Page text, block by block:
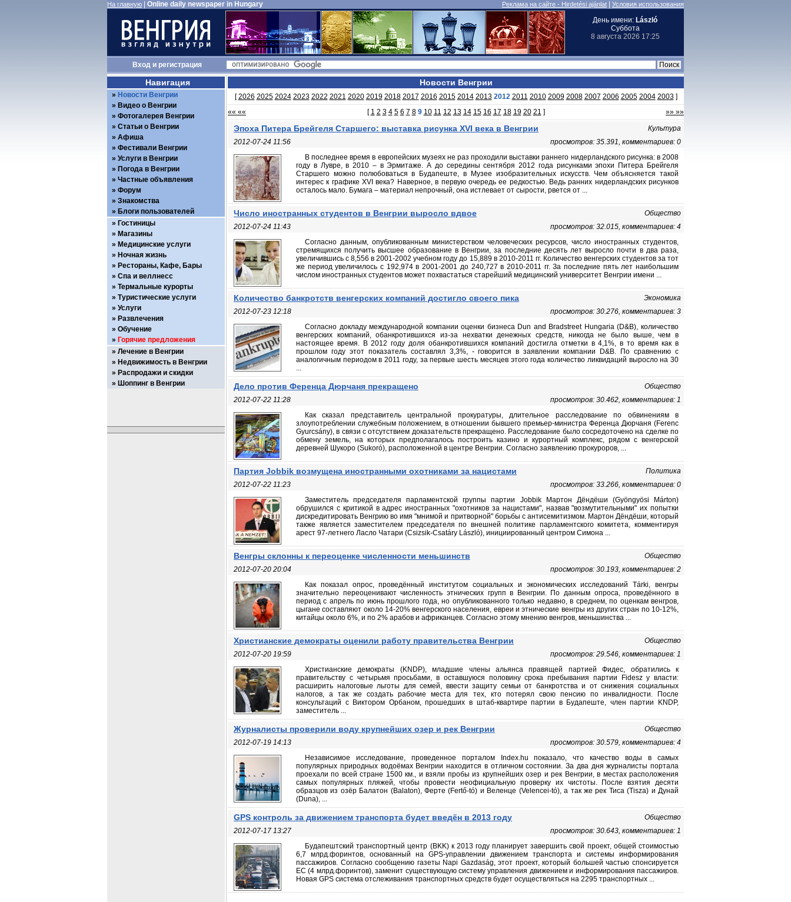
На главную Online daily newspaper in Hungary Реклама на сайте - Hirdetési ajánlat Условия использования
День имени: László
Суббота
8 августа 2026 17:25
Входи регистрация
Новости Венгрии
[2026 2025 2024 2023 2022 2021 2020 2019 2018 2017 2016 2015 2014 2013 2012 2011 2010 2009 2008 2007 2006 2005 2004 2003 ]
«« ««
[ 1 2 3 4 5 6 7 8 9 10 11 12 13 14 15 16 17 18 19 20 21 ] »» »»
Эпоха Питера Брейгеля Старшего: выставка рисунка XVI века в Венгрии
Культура
2012-07-24 11:56
просмотров: 35.391, комментариев: 0
В последнее время в европейских музеях не раз проходили выставки раннего нидерландского рисунка: в 2008
году в Лувре, в 2010 – в Эрмитаже. А до середины сентября 2012 года рисунками эпохи Питера Брейгеля
Старшего можно полюбоваться в Будапеште, в Музее изобразительных искусств. Чем объясняется такой
интерес к графике XVI века? Наверное, в первую очередь ее редкостью. Ведь ранних нидерландских рисунков
осталось мало. Бумага – материал непрочный, она истлевает от сырости, рвется от ...
Число иностранных студентов в Венгрии выросло вдвое
Общество
2012-07-24 11:43
просмотров: 32.015, комментариев: 4
Согласно данным, опубликованным министерством человеческих ресурсов, число иностранных студентов,
стремящихся получить высшее образование в Венгрии, за последние десять лет выросло почти в два раза,
увеличившись с 8,556 в 2001-2002 учебном году до 15,889 в 2010-2011 гг. Количество венгерских студентов за тот
же период увеличилось с 192,974 в 2001-2001 до 240,727 в 2010-2011 гг. За последние пять лет наибольшим
числом иностранных студентов может похвастаться старейший медицинский университет Венгрии имени ...
Количество банкротств венгерских компаний достигло своего пика
Экономика
2012-07-23 12:18
просмотров: 30.276, комментариев: 3
Согласно докладу международной компании оценки бизнеса Dun and Bradstreet Hungaria (D&B), количество
венгерских компаний, обанкротившихся из-за нехватки денежных средств, никогда не было выше, чем в
настоящее время. В 2012 году доля обанкротившихся компаний достигла отметки в 4,1%, в то время как в
прошлом году этот показатель составлял 3,3%, - говорится в заявлении компании D&B. По сравнению с
аналогичным периодом в 2011 году, за первые шесть месяцев этого года количество ликвидаций выросло на 30
...
Дело против Ференца Дюрчаня прекращено
Общество
2012-07-22 11:28
просмотров: 30.462, комментариев: 1
Как сказал представитель центральной прокуратуры, длительное расследование по обвинениям в
злоупотреблении служебным положением, в отношении бывшего премьер-министра Ференца Дюрчаня (Ferenc
Gyurcsány), в связи с отсутствием доказательств прекращено. Расследование было сосредоточено на сделке по
обмену земель, на которых предполагалось построить казино и курортный комплекс, рядом с венгерской
деревней Шукоро (Sukoró), расположенной в центре Венгрии. Согласно заявлению прокуроров, ...
Партия Jobbik возмущена иностранными охотниками за нацистами
Политика
2012-07-22 11:23
просмотров: 33.266, комментариев: 0
Заместитель председателя парламентской группы партии Jobbik Мартон Дёндёши (Gyöngyösi Márton)
обрушился с критикой в адрес иностранных "охотников за нацистами", назвав "возмутительными" их попытки
дискредитировать Венгрию во имя "мнимой и притворной" борьбы с антисемитизмом. Мартон Дёндёши, который
также является заместителем председателя по внешней политике парламентского комитета, комментируя
арест 97-летнего Ласло Чатари (Csizsik-Csatáry László), инициированный центром Симона ...
Венгры склонны к переоценке численности меньшинств
Общество
2012-07-20 20:04
просмотров: 30.193, комментариев: 2
Как показал опрос, проведённый институтом социальных и экономических исследований Tárki, венгры
значительно переоценивают численность этнических групп в Венгрии. По данным опроса, проведённого в
период с апрель по июнь прошлого года, но опубликованного только недавно, в среднем, по оценкам венгров,
цыгане составляют около 14-20% венгерского населения, евреи и этнические венгры из других стран по 10-12%,
китайцы около 6%, и по 2% арабов и африканцев. Согласно этому мнению венгров, меньшинства ...
Христианские демократы оценили работу правительства Венгрии
Общество
2012-07-20 19:59
просмотров: 29.546, комментариев: 1
Христианские демократы (KNDP), младшие члены альянса правящей партией Фидес, обратились к
правительству с четырьмя просьбами, в оставшуюся половину срока пребывания партии Fidesz у власти:
расширить налоговые льготы для семей, ввести защиту семьи от банкротства и от снижения социальных
налогов, а так же создать рабочие места для тех, кто потерял свою пенсию по инвалидности. После
консультаций с Виктором Орбаном, прошедших в штаб-квартире партии в Будапеште, член партии KNDP,
заместитель ...
Журналисты проверили воду крупнейших озер и рек Венгрии
Общество
2012-07-19 14:13
просмотров: 30.579, комментариев: 4
Независимое исследование, проведенное порталом Index.hu показало, что качество воды в самых
популярных природных водоёмах Венгрии находится в отличном состоянии. За два дня журналисты портала
проехали по всей стране 1500 км., и взяли пробы из крупнейших озер и рек Венгрии, в местах расположения
самых популярных пляжей, чтобы провести неофициальную проверку их чистоты. После взятия десяти
образцов из озёр Балатон (Balaton), Ферте (Fertő-tó) и Веленце (Velencei-tó), а так же рек Тиса (Tisza) и Дунай
(Duna), ...
GPS контроль за движением транспорта будет введён в 2013 году
Общество
2012-07-17 13:27
просмотров: 30.643, комментариев: 1
Будапештский транспортный центр (BKK) к 2013 году планирует завершить свой проект, общей стоимостью
6,7 млрд.форинтов, основанный на GPS-управлении движением транспорта и системы информирования
пассажиров. Согласно сообщению газеты Napi Gazdaság, этот проект, который большей частью спонсируется
ЕС (4 млрд.форинтов), заменит существующую систему управления движением и информирования пассажиров.
Новая GPS система отслеживания транспортных средств будет осуществляться на 2295 транспортных ...
Навигация
Новости Венгрии
Видео о Венгрии
Фотогалерея Венгрии
Статьи о Венгрии
Афиша
Фестивали Венгрии
Услуги в Венгрии
Погода в Венгрии
Частные объявления
Форум
Знакомства
Блоги пользователей
Гостиницы
Магазины
Медицинские услуги
Ночная жизнь
Рестораны, Кафе, Бары
Спа и веллнесс
Термальные курорты
Туристические услуги
Услуги
Развлечения
Обучение
Горячие предложения
Лечение в Венгрии
Недвижимость в Венгрии
Распродажи и скидки
Шоппинг в Венгрии